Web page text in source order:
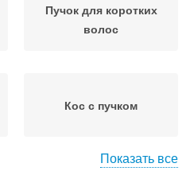
Пучок для коротких
волос
Кос с пучком
Показать все